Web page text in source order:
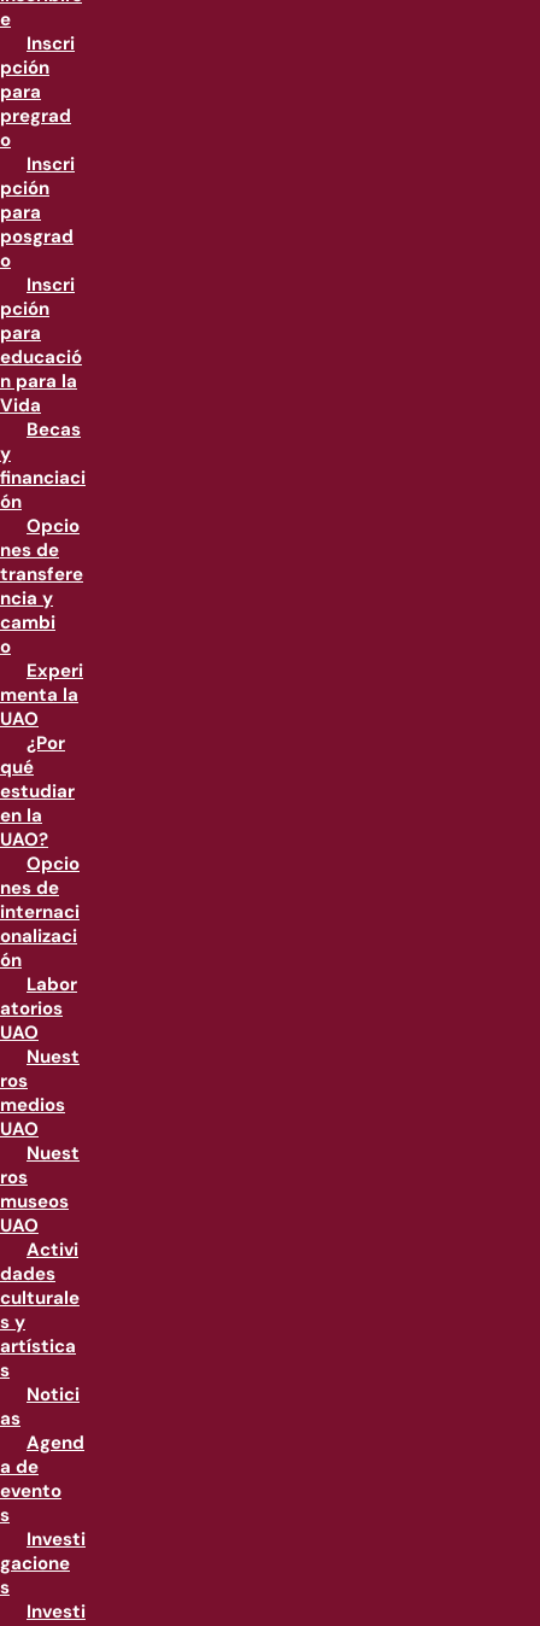
e
Inscri
pción
para
pregrad
o
Inscri
pción
para
posgrad
o
Inscri
pción
para
educació
n para la
Vida
Becas
y
financiaci
ón
Opcio
nes de
transfere
ncia y
cambi
o
Experi
menta la
UAO
¿Por
qué
estudiar
en la
UAO?
Opcio
nes de
internaci
onalizaci
ón
Labor
atorios
UAO
Nuest
ros
medios
UAO
Nuest
ros
museos
UAO
Activi
dades
culturale
s y
artística
s
Notici
as
Agend
a de
evento
s
Investi
gacione
s
Investi